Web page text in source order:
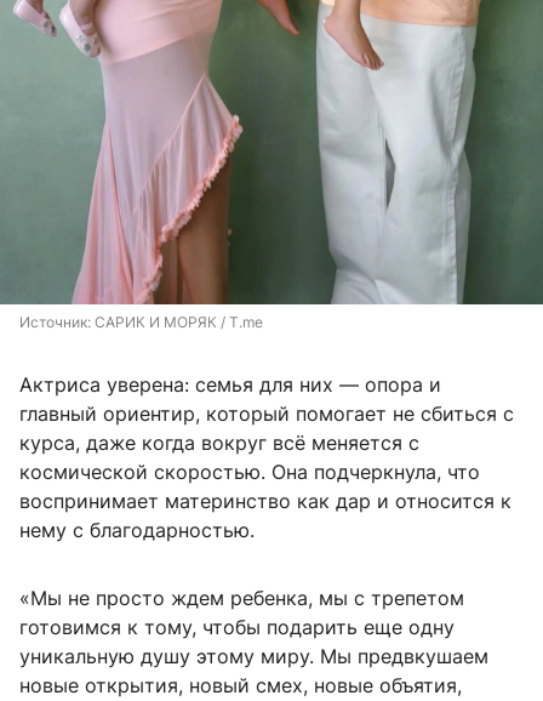
Источник: САРИК И МОРЯК / T.me
Актриса уверена: семья для них — опора и
главный ориентир, который помогает не сбиться с
курса, даже когда вокруг всё меняется с
космической скоростью. Она подчеркнула, что
воспринимает материнство как дар и относится к
нему с благодарностью.
«Мы не просто ждем ребенка, мы с трепетом
готовимся к тому, чтобы подарить еще одну
уникальную душу этому миру. Мы предвкушаем
новые открытия, новый смех, новые объятия,